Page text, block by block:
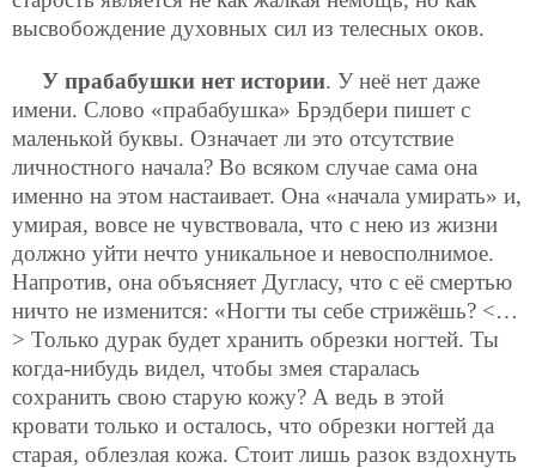
высвобождение духовных сил из телесных оков.
У прабабушки нет истории. У неё нет даже
имени. Слово «прабабушка» Брэдбери пишет с
маленькой буквы. Означает ли это отсутствие
личностного начала? Во всяком случае сама она
именно на этом настаивает. Она «начала умирать» и,
умирая, вовсе не чувствовала, что с нею из жизни
должно уйти нечто уникальное и невосполнимое.
Напротив, она объясняет Дугласу, что с её смертью
ничто не изменится: «Ногти ты себе стрижёшь? <…
> Только дурак будет хранить обрезки ногтей. Ты
когда-нибудь видел, чтобы змея старалась
сохранить свою старую кожу? А ведь в этой
кровати только и осталось, что обрезки ногтей да
старая, облезлая кожа. Стоит лишь разок вздохнуть